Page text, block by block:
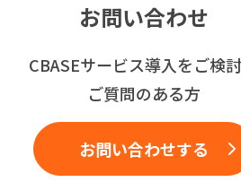
お問い合わせ
CBASEサービス導入をご検討
ご質問のある方
お問い合わせする